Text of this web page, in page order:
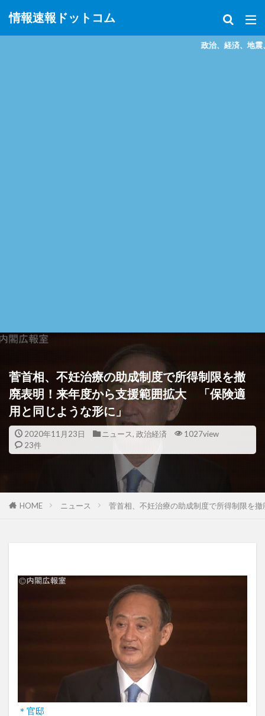
情報速報ドットコム
政治、経済、地震、放射能、災害な
菅首相、不妊治療の助成制度で所得制限を撤
廃表明！来年度から支援範囲拡大 「保険適
用と同じような形に」
2020年11月23日 ニュース, 政治経済
1027view
23件
HOME ニュース 菅首相、不妊治療の助成制度で所得制限を
＊官邸